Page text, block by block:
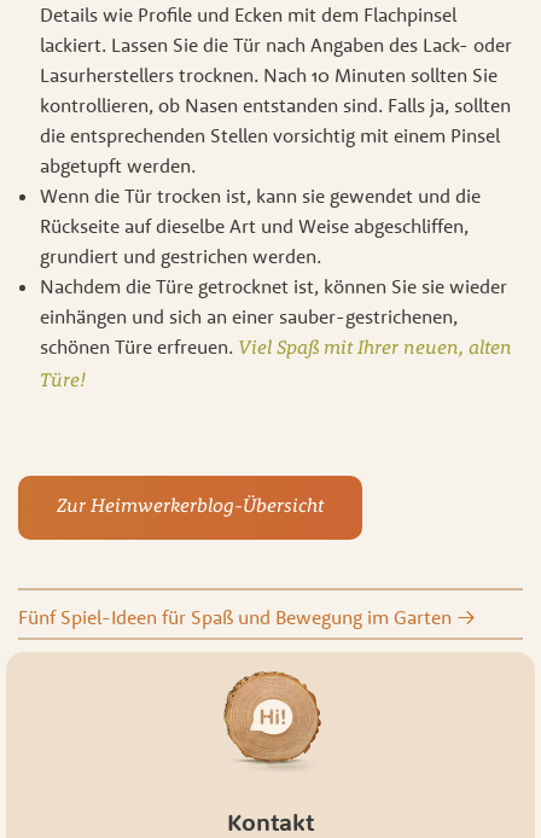
Details wie Profile und Ecken mit dem Flachpinsel
lackiert. Lassen Sie die Tür nach Angaben des Lack- oder
Lasurherstellers trocknen. Nach 10 Minuten sollten Sie
kontrollieren, ob Nasen entstanden sind. Falls ja, sollten
die entsprechenden Stellen vorsichtig mit einem Pinsel
abgetupft werden.
Wenn die Tür trocken ist, kann sie gewendet und die
Rückseite auf dieselbe Art und Weise abgeschliffen,
grundiert und gestrichen werden.
Nachdem die Türe getrocknet ist, können Sie sie wieder
einhängen und sich an einer sauber-gestrichenen,
schönen Türe erfreuen. Viel Spaß mit Ihrer neuen, alten
Türe!
Zur Heimwerkerblog-Übersicht
Fünf Spiel-Ideen für Spaß und Bewegung im Garten →
Kontakt